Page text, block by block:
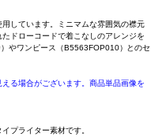
しています。ミニマムな雰囲気の襟元
ドローコードで着こなしのアレンジを
やワンピース（B5563FOP010）とのセ
る場合がございます。商品単品画像を
プライター素材です。